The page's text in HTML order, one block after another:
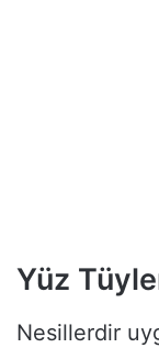
Yüz
Nesillerdir